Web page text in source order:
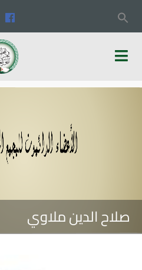
صلاح الدين ملاوي